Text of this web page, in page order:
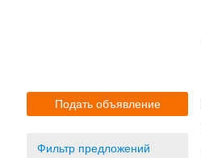
Подать объявление
Фильтр предложений